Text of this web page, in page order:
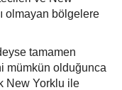
olmayan bölgelere
tamamen
mümkün olduğunca
New Yorklu ile